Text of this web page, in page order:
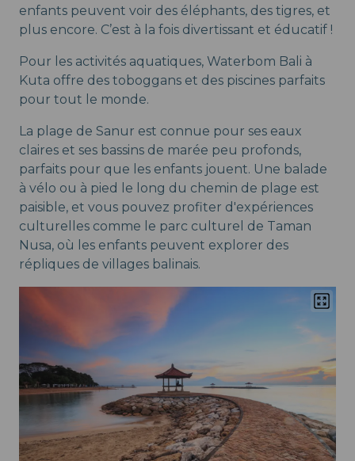
enfants peuvent voir des éléphants, des tigres, et
plus encore. C’est à la fois divertissant et éducatif !
Pour les activités aquatiques, Waterbom Bali à
Kuta offre des toboggans et des piscines parfaits
pour tout le monde.
La plage de Sanur est connue pour ses eaux
claires et ses bassins de marée peu profonds,
parfaits pour que les enfants jouent. Une balade
à vélo ou à pied le long du chemin de plage est
paisible, et vous pouvez profiter d'expériences
culturelles comme le parc culturel de Taman
Nusa, où les enfants peuvent explorer des
répliques de villages balinais.